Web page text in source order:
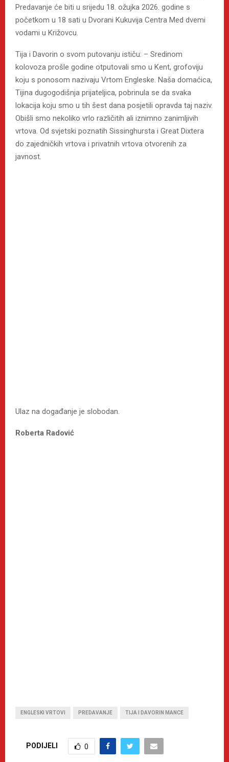
Predavanje će biti u srijedu 18. ožujka 2026. godine s
početkom u 18 sati u Dvorani Kukuvija Centra Med dvemi
vodami u Križovcu.
Tija i Davorin o svom putovanju ističu: – Sredinom
kolovoza prošle godine otputovali smo u Kent, grofoviju
koju s ponosom nazivaju Vrtom Engleske. Naša domaćica,
Tijina dugogodišnja prijateljica, pobrinula se da svaka
lokacija koju smo u tih šest dana posjetili opravda taj naziv.
Obišli smo nekoliko vrlo različitih ali iznimno zanimljivih
vrtova. Od svjetski poznatih Sissinghursta i Great Dixtera
do zajedničkih vrtova i privatnih vrtova otvorenih za
javnost.
Ulaz na događanje je slobodan.
Roberta Radović
ENGLESKI VRTOVI PREDAVANJE TIJA I DAVORIN MANCE
PODIJELI 0